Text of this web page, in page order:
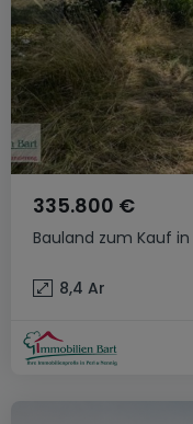
Bauland zum Kauf in
335.800 €
8,4 Ar